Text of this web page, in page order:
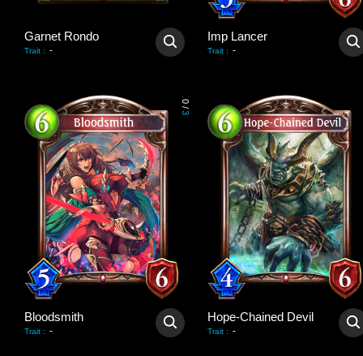
Garnet Rondo
Trait : -
Imp Lancer
Trait : -
0
/
3
Bloodsmith
Trait : -
Hope-Chained Devil
Trait : -